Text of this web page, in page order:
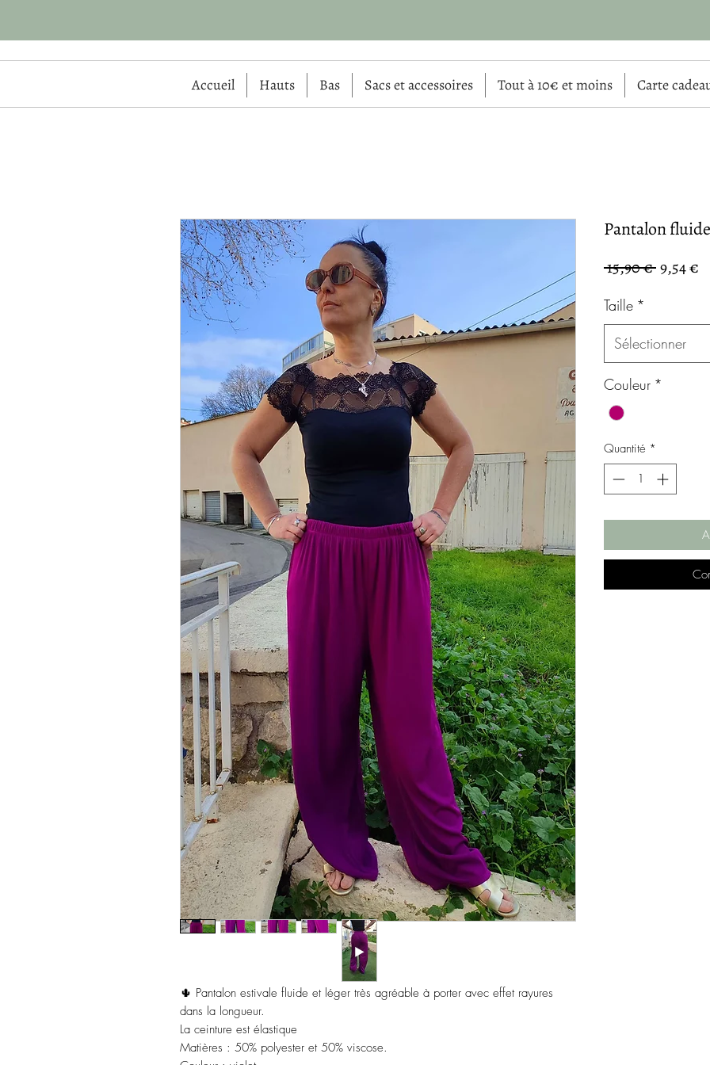
🌵 Pantalon estivale fluide et léger très agréable à porter avec effet rayures
dans la longueur.
La ceinture est élastique
Matières : 50% polyester et 50% viscose.
Pantalon
15,90 € Prix
9,54 €
Taille *
Sélectionner
Couleur *
Quantité *
Accueil Hauts Bas Sacs et accessoires Tout à 10€ et moins Carte